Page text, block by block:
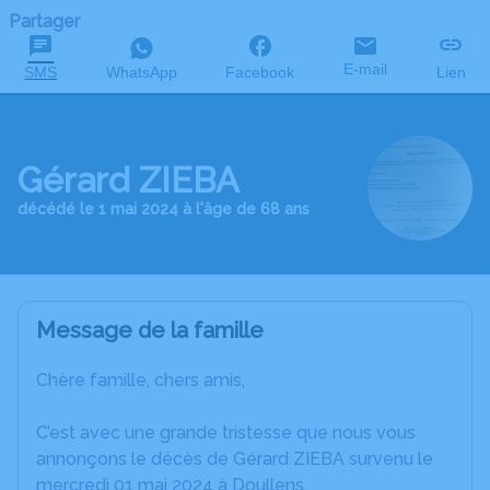
Partager
SMS WhatsApp Facebook E-mail Lien
Gérard ZIEBA
décédé le 1 mai 2024 à l'âge de 68 ans
Message de la famille
Chère famille, chers amis,
C’est avec une grande tristesse que nous vous
annonçons le décès de Gérard ZIEBA survenu le
mercredi 01 mai 2024 à Doullens.